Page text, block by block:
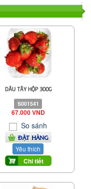
DÂU TÂY HỘP 300G
S001541
67.000 VND
So sánh
ĐẶT HÀNG
Yêu thích
Chi tiết